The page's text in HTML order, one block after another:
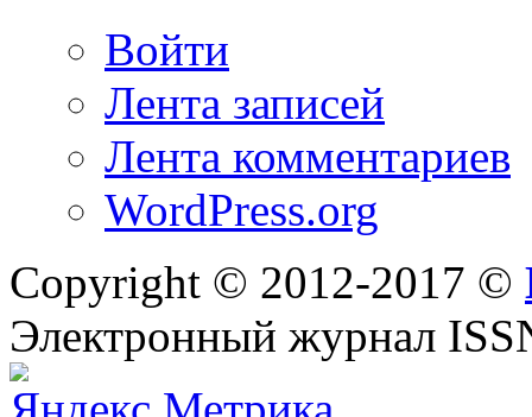
Войти
Лента записей
Лента комментариев
WordPress.org
Copyright © 2012-2017 ©
Электронный журнал